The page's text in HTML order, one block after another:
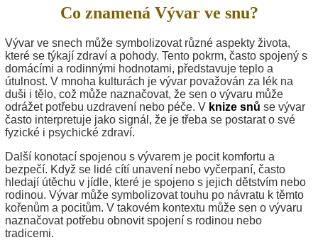
Co znamená Vývar ve snu?
Vývar ve snech může symbolizovat různé aspekty života,
které se týkají zdraví a pohody. Tento pokrm, často spojený s
domácími a rodinnými hodnotami, představuje teplo a
útulnost. V mnoha kulturách je vývar považován za lék na
duši i tělo, což může naznačovat, že sen o vývaru může
odrážet potřebu uzdravení nebo péče. V knize snů se vývar
často interpretuje jako signál, že je třeba se postarat o své
fyzické i psychické zdraví.
Další konotací spojenou s vývarem je pocit komfortu a
bezpečí. Když se lidé cítí unavení nebo vyčerpaní, často
hledají útěchu v jídle, které je spojeno s jejich dětstvím nebo
rodinou. Vývar může symbolizovat touhu po návratu k těmto
kořenům a pocitům. V takovém kontextu může sen o vývaru
naznačovat potřebu obnovit spojení s rodinou nebo
tradicemi.